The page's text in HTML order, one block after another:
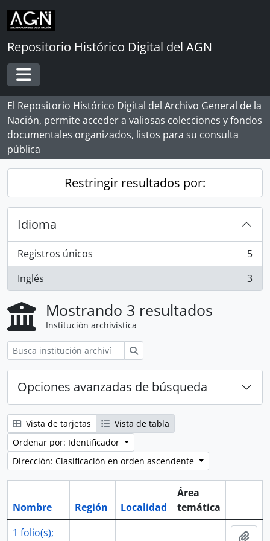
Skip to main content
Repositorio Histórico Digital del AGN
Toggle navigation
El Repositorio Histórico Digital del Archivo General de la
Nación, permite acceder a valiosas colecciones y fondos
documentales organizados, listos para su consulta
pública
Restringir resultados por:
Idioma
Registros únicos
, 5 resultados
5
Inglés
, 3 resultados 3
Mostrando 3 resultados
Institución archivística
Opciones avanzadas de búsqueda
Vista de tarjetas
Vista de tabla
Ordenar por: Identificador
Dirección: Clasificación en orden ascendente
Nombre Región Localidad
Área
temática
1 folio(s);